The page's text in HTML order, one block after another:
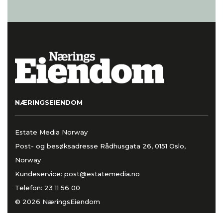
NÆRINGSEIENDOM
Estate Media Norway
Post- og besøksadresse Rådhusgata 26, 0151 Oslo,
Norway
Kundeservice: post@estatemedia.no
Telefon: 23 11 56 00
© 2026 NæringsEiendom